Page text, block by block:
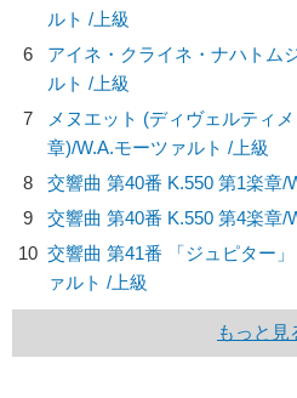
ルト /上級
6
アイネ・クライネ・ナハトム
ルト /上級
7
メヌエット (ディヴェルティ
章)/W.A.モーツァルト /上級
8
交響曲 第40番 K.550 第1楽章/
9
交響曲 第40番 K.550 第4楽章/
10 交響曲 第41番 「ジュピター
ァルト /上級
もっと見